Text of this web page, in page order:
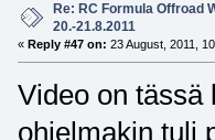
Re: RC Formula Offroad
20.-21.8.2011
« Reply #47 on: 23 August, 2011,
Video on tässä
ohjelmakin tuli